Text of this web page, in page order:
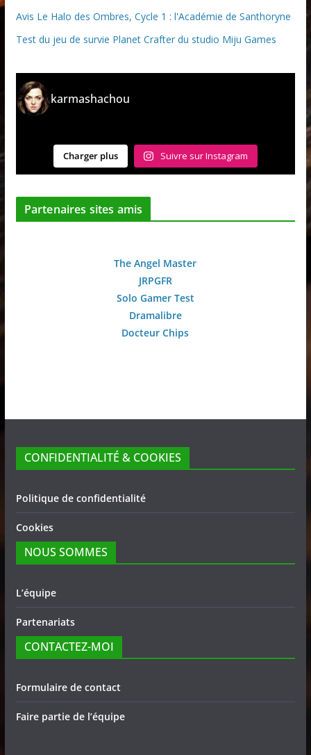
Avis Le Halo des Ombres, Cycle 1 : l'Académie de Santhoryne
Test du jeu de survie Planet Crafter du studio Miju Games
karmashachou
Charger plus Suivre sur Instagram
Partenaires sites amis
The Angel Master
JRPGFR
Solo Gamer Test
Dramalibre
Docteur Chips
CONFIDENTIALITÉ & COOKIES
Politique de confidentialité
Cookies
NOUS SOMMES
L’équipe
Partenariats
CONTACTEZ-MOI
Formulaire de contact
Faire partie de l’équipe